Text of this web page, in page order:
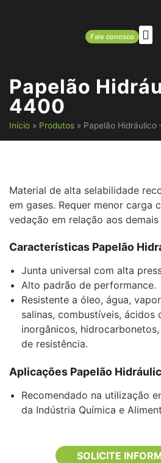
Fale conosco
Papelão
4400
Início » Produtos » Papelão Hidráulico
Material de alta selabilidade
em gases. Requer menor carga
vedação em relação aos
Características Papelão
Junta universal com alta
Alto padrão de performance.
Resistente a óleo, água,
salinas, combustíveis, ácidos
inorgânicos,
de resistência.
Aplicações Papelão
Recomendado na utilização
da Indústria Química e
SOLICITE